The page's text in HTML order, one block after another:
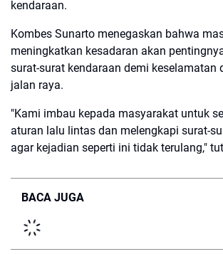
kendaraan.
Kombes Sunarto menegaskan bahwa
meningkatkan kesadaran akan
surat-surat kendaraan demi keselamatan
jalan raya.
"Kami imbau kepada masyarakat untuk
aturan lalu lintas dan melengkapi surat-
agar kejadian seperti ini tidak terulang,"
BACA JUGA